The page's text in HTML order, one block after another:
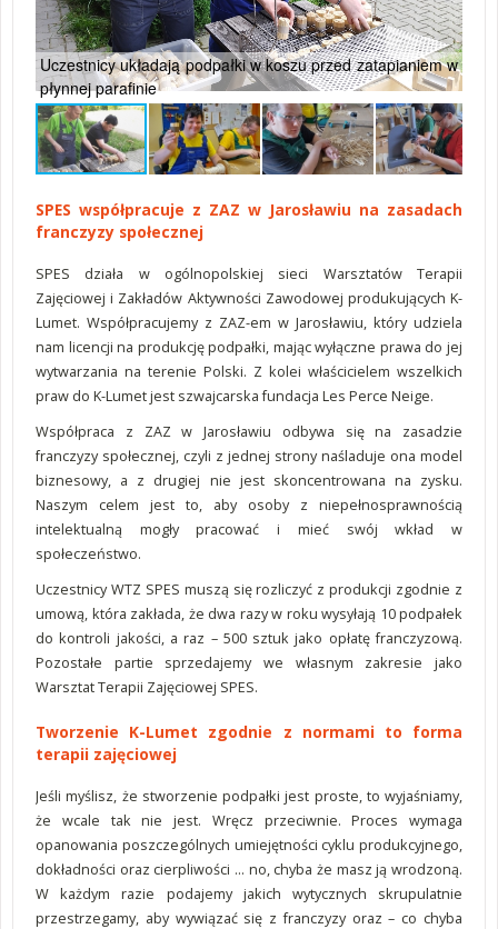
Uczestnicy układają podpałki w koszu przed zatapianiem w
płynnej parafinie
SPES współpracuje z ZAZ w Jarosławiu na zasadach
franczyzy społecznej
SPES działa w ogólnopolskiej sieci Warsztatów Terapii
Zajęciowej i Zakładów Aktywności Zawodowej produkujących K-
Lumet. Współpracujemy z ZAZ-em w Jarosławiu, który udziela
nam licencji na produkcję podpałki, mając wyłączne prawa do jej
wytwarzania na terenie Polski. Z kolei właścicielem wszelkich
praw do K-Lumet jest szwajcarska fundacja Les Perce Neige.
Współpraca z ZAZ w Jarosławiu odbywa się na zasadzie
franczyzy społecznej, czyli z jednej strony naśladuje ona model
biznesowy, a z drugiej nie jest skoncentrowana na zysku.
Naszym celem jest to, aby osoby z niepełnosprawnością
intelektualną mogły pracować i mieć swój wkład w
społeczeństwo.
Uczestnicy WTZ SPES muszą się rozliczyć z produkcji zgodnie z
umową, która zakłada, że dwa razy w roku wysyłają 10 podpałek
do kontroli jakości, a raz – 500 sztuk jako opłatę franczyzową.
Pozostałe partie sprzedajemy we własnym zakresie jako
Warsztat Terapii Zajęciowej SPES.
Tworzenie K-Lumet zgodnie z normami to forma
terapii zajęciowej
Jeśli myślisz, że stworzenie podpałki jest proste, to wyjaśniamy,
że wcale tak nie jest. Wręcz przeciwnie. Proces wymaga
opanowania poszczególnych umiejętności cyklu produkcyjnego,
dokładności oraz cierpliwości … no, chyba że masz ją wrodzoną.
W każdym razie podajemy jakich wytycznych skrupulatnie
przestrzegamy, aby wywiązać się z franczyzy oraz – co chyba